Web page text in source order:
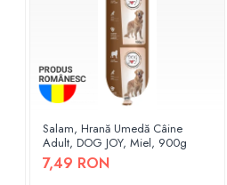
Salam, Hrană Umedă Câine
Adult, DOG JOY, Miel, 900g
7,49 RON